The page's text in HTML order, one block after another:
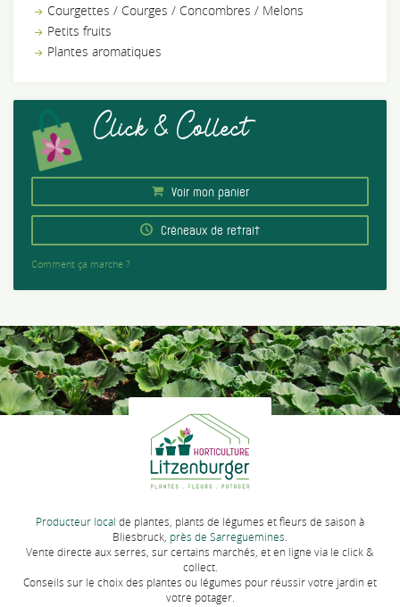
Courgettes / Courges / Concombres / Melons
Petits fruits
Plantes aromatiques
Click & Collect
Voir mon panier
Créneaux de retrait
Comment ça marche ?
Producteur local de plantes, plants de légumes et fleurs de saison à
Bliesbruck, près de Sarreguemines.
Vente directe aux serres, sur certains marchés, et en ligne via le click &
collect.
Conseils sur le choix des plantes ou légumes pour réussir votre jardin et
votre potager.